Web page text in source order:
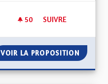
50 50 ABONNÉS
SUIVRE
VOIR LA PROPOSITION